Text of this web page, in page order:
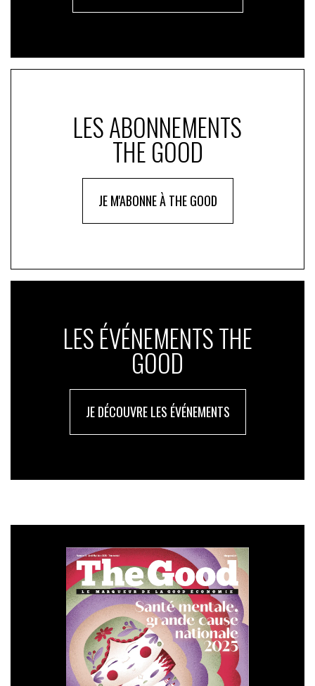
LES ABONNEMENTS
THE GOOD
JE M'ABONNE À THE GOOD
LES ÉVÉNEMENTS THE
GOOD
JE DÉCOUVRE LES ÉVÉNEMENTS